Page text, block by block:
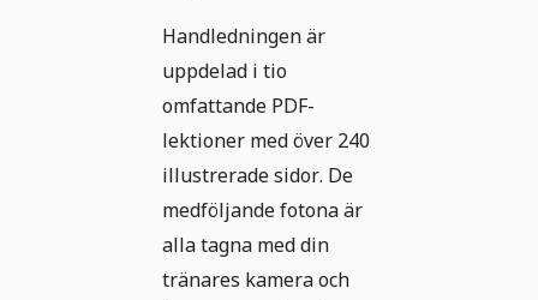
Handledningen är
uppdelad i tio
omfattande PDF-
lektioner med över 240
illustrerade sidor. De
medföljande fotona är
alla tagna med din
tränares kamera och